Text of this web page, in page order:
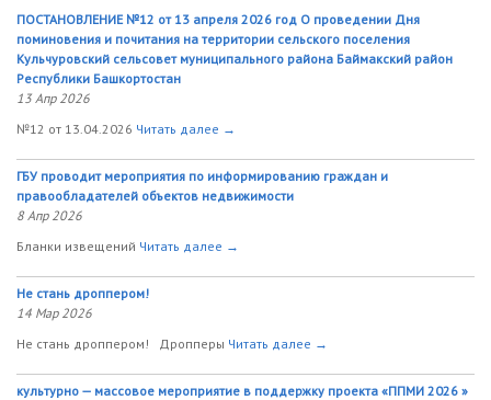
ПОСТАНОВЛЕНИЕ №12 от 13 апреля 2026 год О проведении Дня
поминовения и почитания на территории сельского поселения
Кульчуровский сельсовет муниципального района Баймакский район
Республики Башкортостан
13 Апр 2026
№12 от 13.04.2026 Читать далее →
ГБУ проводит мероприятия по информированию граждан и
правообладателей объектов недвижимости
8 Апр 2026
Бланки извещений Читать далее →
Не стань дроппером!
14 Мар 2026
Не стань дроппером! Дропперы Читать далее →
культурно — массовое мероприятие в поддержку проекта «ППМИ 2026 »